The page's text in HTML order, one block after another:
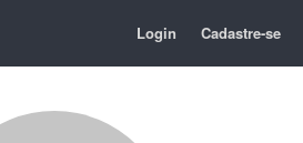
Login Cadastre-se